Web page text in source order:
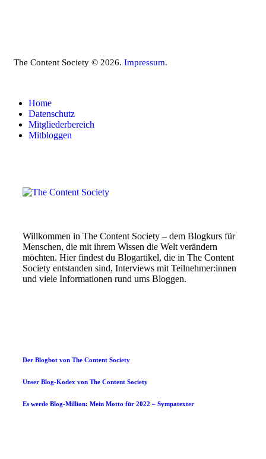
The Content Society © 2026. Impressum.
Home
Datenschutz
Mitgliederbereich
Mitbloggen
Willkommen in The Content Society – dem Blogkurs für
Menschen, die mit ihrem Wissen die Welt verändern
möchten. Hier findest du Blogartikel, die in The Content
Society entstanden sind, Interviews mit Teilnehmer:innen
und viele Informationen rund ums Bloggen.
Der Blogbot von The Content Society
Unser Blog-Kodex von The Content Society
Es werde Blog-Million: Mein Motto für 2022 – Sympatexter